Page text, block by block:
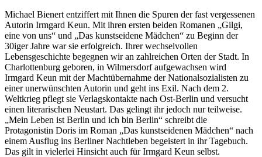
Michael Bienert entziffert mit Ihnen die Spuren der fast vergessenen
Autorin Irmgard Keun. Mit ihren ersten beiden Romanen „Gilgi,
eine von uns“ und „Das kunstseidene Mädchen“ zu Beginn der
30iger Jahre war sie erfolgreich. Ihrer wechselvollen
Lebensgeschichte begegnen wir an zahlreichen Orten der Stadt. In
Charlottenburg geboren, in Wilmersdorf aufgewachsen wird
Irmgard Keun mit der Machtübernahme der Nationalsozialisten zu
einer unerwünschten Autorin und geht ins Exil. Nach dem 2.
Weltkrieg pflegt sie Verlagskontakte nach Ost-Berlin und versucht
einen literarischen Neustart. Das gelingt ihr jedoch nur teilweise.
„Mein Leben ist Berlin und ich bin Berlin“ schreibt die
Protagonistin Doris im Roman „Das kunstseidenen Mädchen“ nach
einem Ausflug ins Berliner Nachtleben begeistert in ihr Tagebuch.
Das gilt in vielerlei Hinsicht auch für Irmgard Keun selbst.